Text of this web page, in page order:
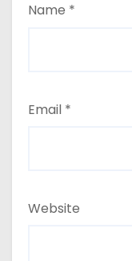
Name *
Email *
Website